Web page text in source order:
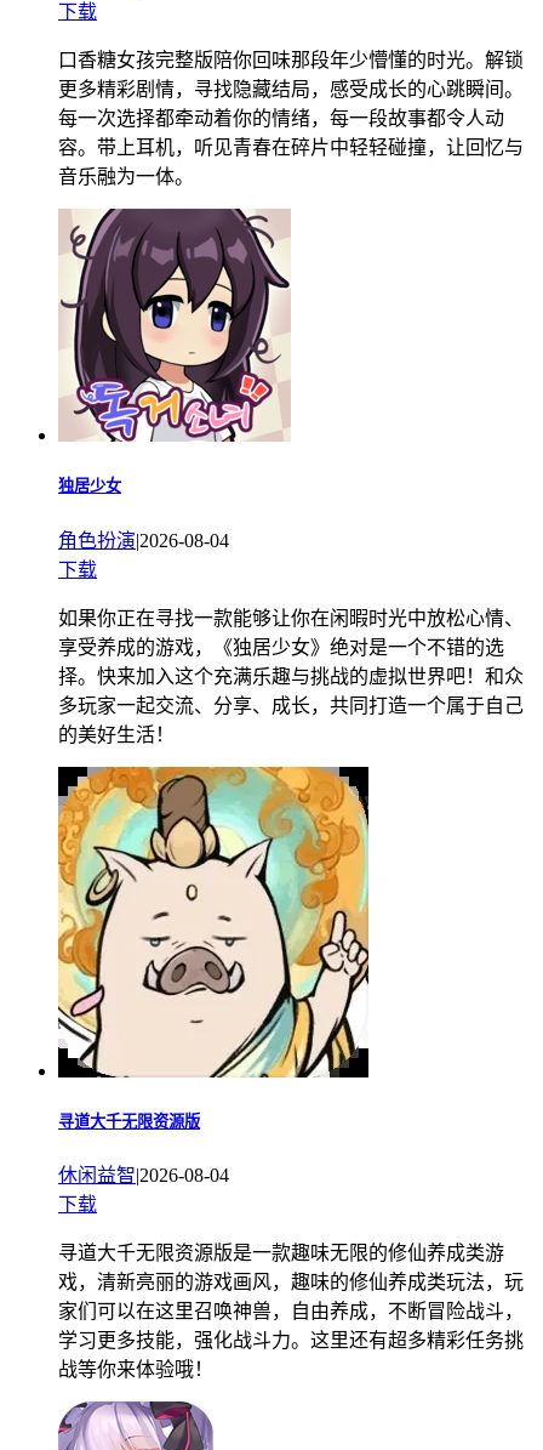
下载
口香糖女孩完整版陪你回味那段年少懵懂的时光。解锁
更多精彩剧情，寻找隐藏结局，感受成长的心跳瞬间。
每一次选择都牵动着你的情绪，每一段故事都令人动
容。带上耳机，听见青春在碎片中轻轻碰撞，让回忆与
音乐融为一体。
独居少女
角色扮演|2026-08-04
下载
如果你正在寻找一款能够让你在闲暇时光中放松心情、
享受养成的游戏，《独居少女》绝对是一个不错的选
择。快来加入这个充满乐趣与挑战的虚拟世界吧！和众
多玩家一起交流、分享、成长，共同打造一个属于自己
的美好生活！
寻道大千无限资源版
休闲益智|2026-08-04
下载
寻道大千无限资源版是一款趣味无限的修仙养成类游
戏，清新亮丽的游戏画风，趣味的修仙养成类玩法，玩
家们可以在这里召唤神兽，自由养成，不断冒险战斗，
学习更多技能，强化战斗力。这里还有超多精彩任务挑
战等你来体验哦！